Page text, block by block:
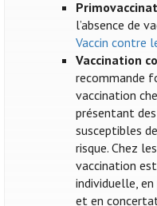
l’absence de
Vaccin contre
Vaccination
recommande
vaccination
présentant
susceptibles
risque. Chez
vaccination
individuelle,
et en